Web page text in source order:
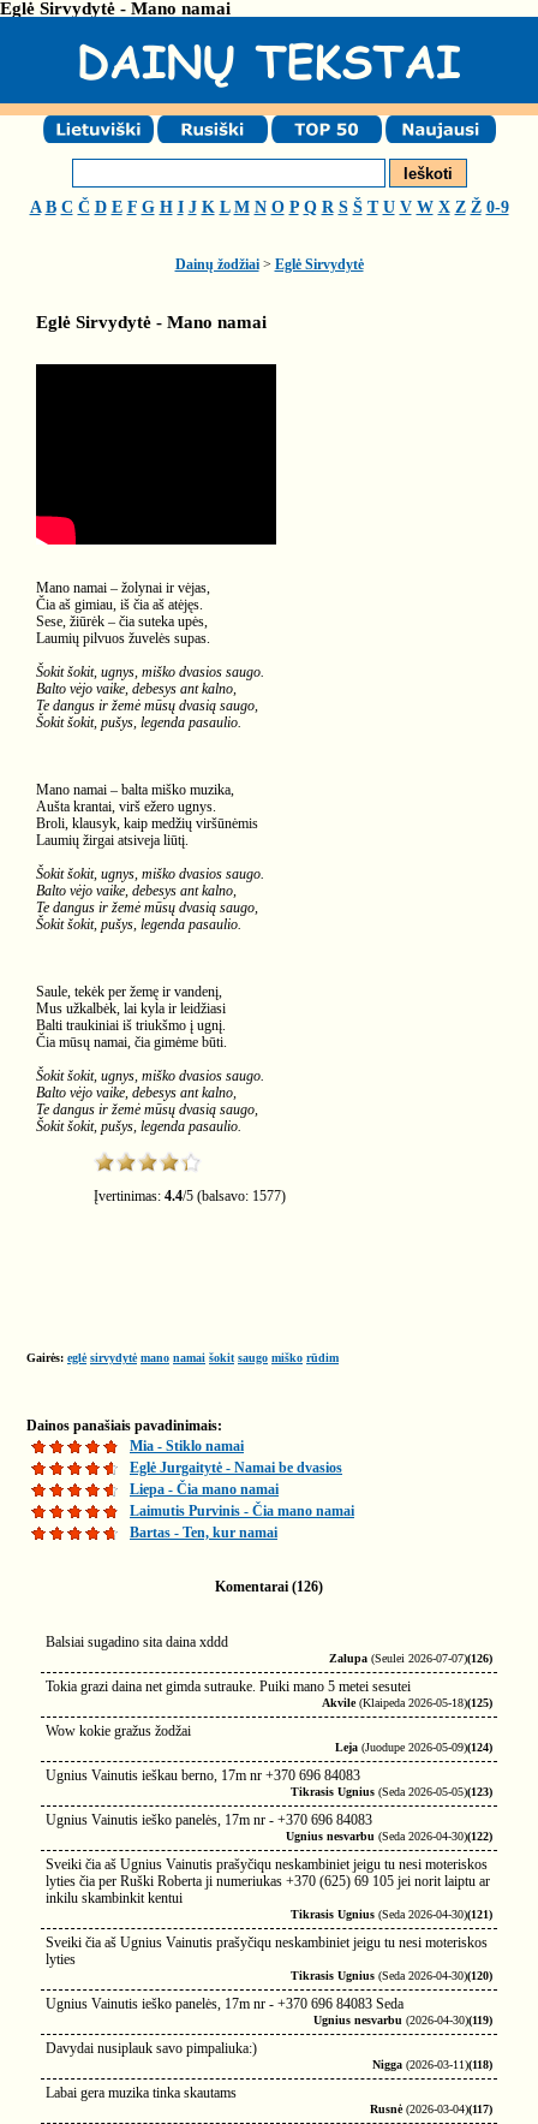
Eglė Sirvydytė - Mano namai
A B C Č D E F G H I J K L M N O P Q R S Š T U V W X Z Ž 0-9
Dainų žodžiai> Eglė Sirvydytė
Eglė Sirvydytė - Mano namai
Mano namai – žolynai ir vėjas,
Čia aš gimiau, iš čia aš atėjęs.
Sese, žiūrėk – čia suteka upės,
Laumių pilvuos žuvelės supas.
Šokit šokit, ugnys, miško dvasios saugo.
Balto vėjo vaike, debesys ant kalno,
Te dangus ir žemė mūsų dvasią saugo,
Šokit šokit, pušys, legenda pasaulio.
Mano namai – balta miško muzika,
Aušta krantai, virš ežero ugnys.
Broli, klausyk, kaip medžių viršūnėmis
Laumių žirgai atsiveja liūtį.
Šokit šokit, ugnys, miško dvasios saugo.
Balto vėjo vaike, debesys ant kalno,
Te dangus ir žemė mūsų dvasią saugo,
Šokit šokit, pušys, legenda pasaulio.
Saule, tekėk per žemę ir vandenį,
Mus užkalbėk, lai kyla ir leidžiasi
Balti traukiniai iš triukšmo į ugnį.
Čia mūsų namai, čia gimėme būti.
Šokit šokit, ugnys, miško dvasios saugo.
Balto vėjo vaike, debesys ant kalno,
Te dangus ir žemė mūsų dvasią saugo,
Šokit šokit, pušys, legenda pasaulio.
Įvertinimas: 4.4/5 (balsavo: 1577)
Gairės: eglė sirvydytė mano namai šokit saugo miško rūdim
Dainos panašiais pavadinimais:
Mia - Stiklo namai
Eglė Jurgaitytė - Namai be dvasios
Liepa - Čia mano namai
Laimutis Purvinis - Čia mano namai
Bartas - Ten, kur namai
Komentarai (126)
Balsiai sugadino sita daina xddd
Zalupa (Seulei 2026-07-07)(126)
Tokia grazi daina net gimda sutrauke. Puiki mano 5 metei sesutei
Akvile(Klaipeda 2026-05-18)(125)
Wow kokie gražus žodžai
Leja (Juodupe 2026-05-09)(124)
Ugnius Vainutis ieškau berno, 17m nr +370 696 84083
Tikrasis Ugnius (Seda 2026-05-05)(123)
Ugnius Vainutis ieško panelės, 17m nr - +370 696 84083
Ugnius nesvarbu (Seda 2026-04-30)(122)
Sveiki čia aš Ugnius Vainutis prašyčiqu neskambiniet jeigu tu nesi moteriskos
lyties čia per Ruški Roberta ji numeriukas +370 (625) 69 105 jei norit laiptu ar
inkilu skambinkit kentui
Tikrasis Ugnius (Seda 2026-04-30)(121)
Sveiki čia aš Ugnius Vainutis prašyčiqu neskambiniet jeigu tu nesi moteriskos
lyties
Tikrasis Ugnius (Seda 2026-04-30)(120)
Ugnius Vainutis ieško panelės, 17m nr - +370 696 84083 Seda
Ugnius nesvarbu (2026-04-30)(119)
Davydai nusiplauk savo pimpaliuka:)
Nigga (2026-03-11)(118)
Labai gera muzika tinka skautams
Rusnė(2026-03-04)(117)